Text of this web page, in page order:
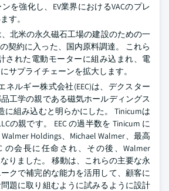
を強化し、EV業界におけるVACのプレ
す。
、北米の永久磁石工場の建設のための一
契約に入った、国内原料調達。 これら
された電動モーターに組み込まれ、電
サプライチェーンを拡大します。
ネルギー株式会社(EEC)は、デクスター
工学の親である磁気ホールディングス
に組み込むと明らかにした。 Tinicumは
の親です。 EEC の過半数を Tinicum に
Holdings、Michael Walmer、最高
の会長に任命され、その後、Walmer
りました。 移動は、これらの主要な永
クで補完的な能力を活用して、顧客に
題に取り組むように試みるように設計